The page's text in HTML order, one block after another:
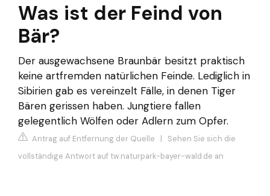
Was ist der Feind von
Bär?
Der ausgewachsene Braunbär besitzt praktisch
keine artfremden natürlichen Feinde. Lediglich in
Sibirien gab es vereinzelt Fälle, in denen Tiger
Bären gerissen haben. Jungtiere fallen
gelegentlich Wölfen oder Adlern zum Opfer.
Antrag auf Entfernung der Quelle | Sehen Sie sich die
vollständige Antwort auf tw.naturpark-bayer-wald.de an